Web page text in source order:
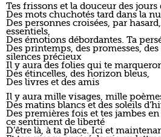
Tes frissons et la douceur des jours
Des mots chuchotés tard dans la
Des personnes croisées, par
essentiels,
Des émotions débordantes. Ta
Des printemps, des promesses,
silences précieux
Il y aura des folies qui te
Des étincelles, des horizon bleus,
Des livres et des amis
Il y aura mille visages, mille
Des matins blancs et des soleils
Des premières fois et tes jambes
ce sentiment de liberté
D’être là, à ta place. Ici et